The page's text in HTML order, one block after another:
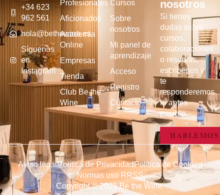
+34 623
962 561
hola@bethewine.es
Síguenos
en
Instagram
Profesionales
Aficionados
Academia
Online
Empresas
Tienda
Club Be the
Wine
Cursos
Sobre
nosotros
Mi panel de
aprendizaje
Acceso
Registro
Contacto
nosotros
Si tienes
dudas sobre
cursos,
colaboraciones
o reservas,
escríbenos y
te
responderemos
lo antes
posible.
HABLEMOS
Copyright © 2025 Be the Wine.
Aviso legalPolítica de PrivacidadPolítica de Cookies
Normas uso RRSS